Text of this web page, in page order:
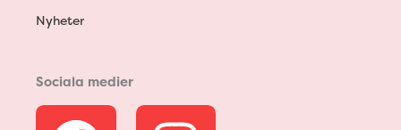
Nyheter
Sociala medier